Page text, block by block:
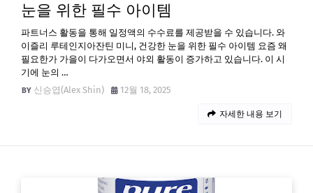
눈을 위한 필수 아이템
파트너스 활동을 통해 일정액의 수수료를 제공받을 수 있습니다. 와
이즐리 루테인지아잔틴 미니, 건강한 눈을 위한 필수 아이템 요즘 왜
필요한가 가을이 다가오면서 야외 활동이 증가하고 있습니다. 이 시
기에 눈의 …
신승엽(Alex Shin)
12월 18, 2025
자세한 내용 보기